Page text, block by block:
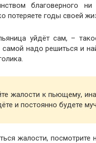
благоверного
потеряете годы своей
уйдёт сам, –
надо решиться и
жалости к пьющему,
и постоянно будете
жалости, посмотрите